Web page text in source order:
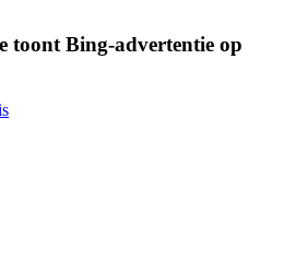
toont Bing-advertentie op